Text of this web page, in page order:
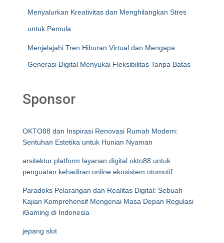
Menyalurkan Kreativitas dan Menghilangkan Stres
untuk Pemula
Menjelajahi Tren Hiburan Virtual dan Mengapa
Generasi Digital Menyukai Fleksibilitas Tanpa Batas
Sponsor
OKTO88 dan Inspirasi Renovasi Rumah Modern:
Sentuhan Estetika untuk Hunian Nyaman
arsitektur platform layanan digital okto88 untuk
penguatan kehadiran online ekosistem otomotif
Paradoks Pelarangan dan Realitas Digital: Sebuah
Kajian Komprehensif Mengenai Masa Depan Regulasi
iGaming di Indonesia
jepang slot